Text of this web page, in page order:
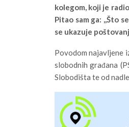
kolegom, koji je
Pitao sam ga: ,,Što
se ukazuje
Povodom najavljene
slobodnih građana
Slobodišta te od